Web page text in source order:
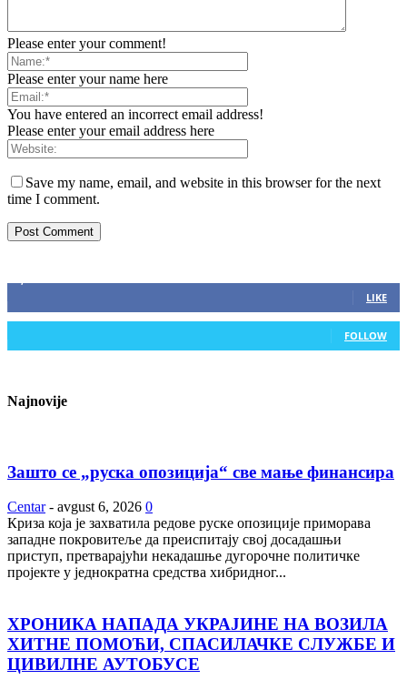
Please enter your comment!
Please enter your name here
You have entered an incorrect email address!
Please enter your email address here
Save my name, email, and website in this browser for the next
time I comment.
LIKE
0 Followers
FOLLOW
Najnovije
Зашто се „руска опозиција“ све мање финансира
Centar - avgust 6, 2026 0
Криза која је захватила редове руске опозиције приморава
западне покровитеље да преиспитају свој досадашњи
приступ, претварајући некадашње дугорочне политичке
пројекте у једнократна средства хибридног...
ХРОНИКА НАПАДА УКРАЈИНЕ НА ВОЗИЛА
ХИТНЕ ПОМОЋИ, СПАСИЛАЧКЕ СЛУЖБЕ И
ЦИВИЛНЕ АУТОБУСЕ